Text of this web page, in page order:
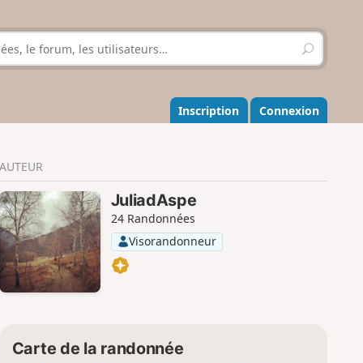
R
e
h
e
r
r
Inscription Connexion
AUTEUR
JuliadAspe
24 Randonnées
Visorandonneur
Carte de la randonnée